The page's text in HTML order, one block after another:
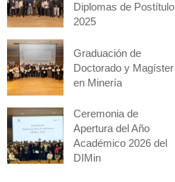
Diplomas de Postítulo
2025
Graduación de
Doctorado y Magíster
en Minería
Ceremonia de
Apertura del Año
Académico 2026 del
DIMin